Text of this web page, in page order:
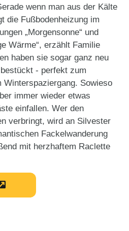
wenn man aus der Kälte
die Fußbodenheizung im
„Morgensonne“ und
Wärme“, erzählt Familie
haben sie sogar ganz neu
- perfekt zum
Winterspaziergang. Sowieso
immer wieder etwas
einfallen. Wer den
verbringt, wird an Silvester
Fackelwanderung
mit herzhaftem Raclette